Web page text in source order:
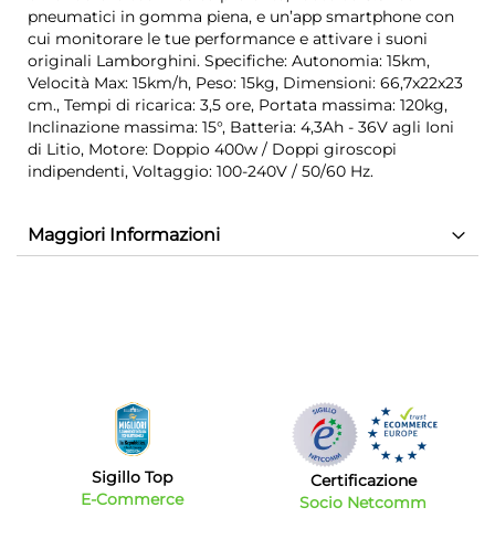
pneumatici in gomma piena, e un’app smartphone con
cui monitorare le tue performance e attivare i suoni
originali Lamborghini. Specifiche: Autonomia: 15km,
Velocità Max: 15km/h, Peso: 15kg, Dimensioni: 66,7x22x23
cm., Tempi di ricarica: 3,5 ore, Portata massima: 120kg,
Inclinazione massima: 15°, Batteria: 4,3Ah - 36V agli Ioni
di Litio, Motore: Doppio 400w / Doppi giroscopi
indipendenti, Voltaggio: 100-240V / 50/60 Hz.
Maggiori Informazioni
Sigillo Top
E-Commerce
Certificazione
Socio Netcomm